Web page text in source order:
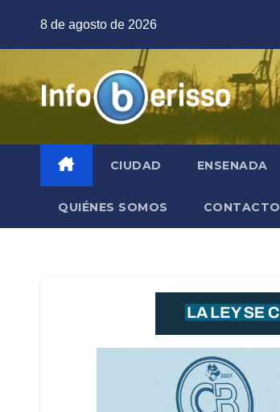
8 de agosto de 2026
CIUDAD ENSENADA
QUIÉNES SOMOS CONTACTO